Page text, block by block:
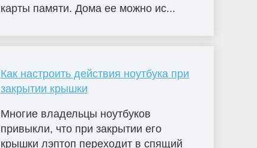
карты памяти. Дома ее можно ис...
Как настроить действия ноутбука при
закрытии крышки
Многие владельцы ноутбуков
привыкли, что при закрытии его
крышки лэптоп переходит в спящий